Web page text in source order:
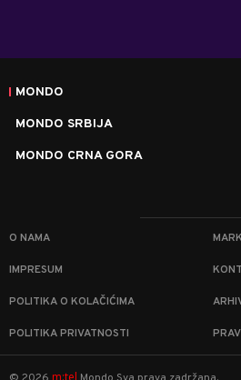
MONDO
MONDO SRBIJA
MONDO CRNA GORA
O NAMA
IMPRESUM
POLITIKA O KOLAČIĆIMA
POLITIKA PRIVATNOSTI
m:tel